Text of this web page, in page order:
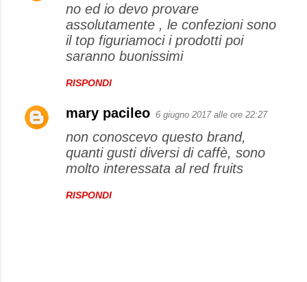
no ed io devo provare
assolutamente , le confezioni sono
il top figuriamoci i prodotti poi
saranno buonissimi
RISPONDI
mary pacileo 6 giugno 2017 alle ore 22:27
non conoscevo questo brand,
quanti gusti diversi di caffè, sono
molto interessata al red fruits
RISPONDI